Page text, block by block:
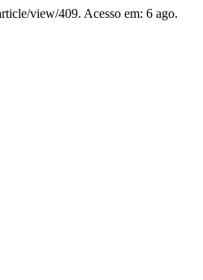
view/409. Acesso em: 6 ago.